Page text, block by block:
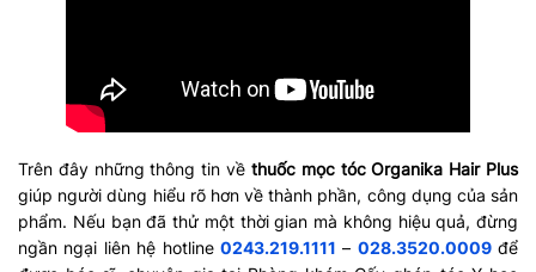
Trên đây những thông tin về thuốc mọc tóc Organika Hair Plus
giúp người dùng hiểu rõ hơn về thành phần, công dụng của sản
phẩm. Nếu bạn đã thử một thời gian mà không hiệu quả, đừng
ngần ngại liên hệ hotline 0243.219.1111 – 028.3520.0009để